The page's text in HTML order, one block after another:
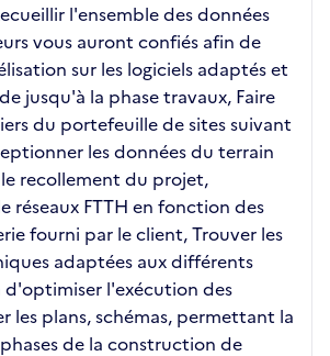
l'ensemble des données
vous auront confiés afin de
sur les logiciels adaptés et
jusqu'à la phase travaux, Faire
du portefeuille de sites suivant
les données du terrain
recollement du projet,
réseaux FTTH en fonction des
fourni par le client, Trouver les
adaptées aux différents
d'optimiser l'exécution des
les plans, schémas, permettant la
de la construction de